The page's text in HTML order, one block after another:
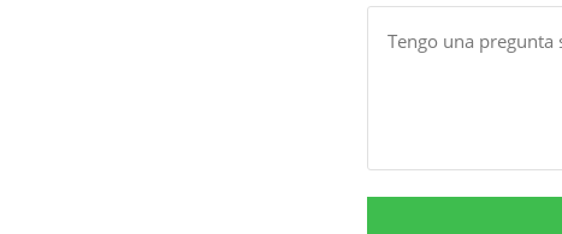
Message